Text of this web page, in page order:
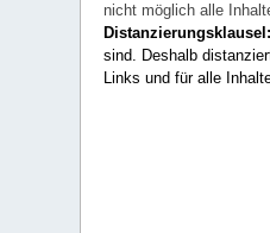
nicht möglich alle
Distanzierungsklausel:
sind. Deshalb
Links und für alle